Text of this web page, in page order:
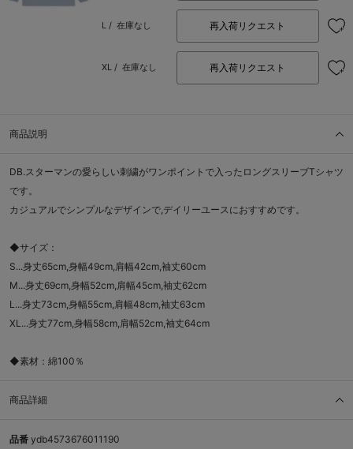
L / 在庫なし 再入荷リクエスト
XL / 在庫なし 再入荷リクエスト
商品説明
DB.スターマンの愛らしい刺繍がワンポイントで入ったロングスリーブTシャツ
です。
カジュアルでシンプルなデザインで,デイリーユースにおすすめです。
◆サイズ：
S...身丈65cm,身幅49cm,肩幅42cm,袖丈60cm
M...身丈69cm,身幅52cm,肩幅45cm,袖丈62cm
L...身丈73cm,身幅55cm,肩幅48cm,袖丈63cm
XL...身丈77cm,身幅58cm,肩幅52cm,袖丈64cm
◆素材：綿100％
商品詳細
品番 ydb4573676011190